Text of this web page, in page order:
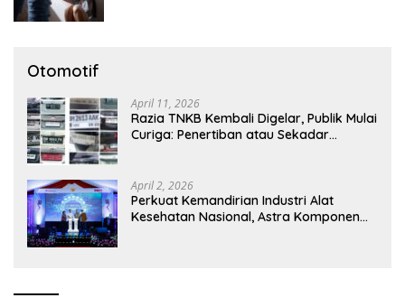
Otomotif
April 11, 2026
Razia TNKB Kembali Digelar, Publik Mulai
Curiga: Penertiban atau Sekadar
April 2, 2026
Perkuat Kemandirian Industri Alat
Kesehatan Nasional, Astra Komponen